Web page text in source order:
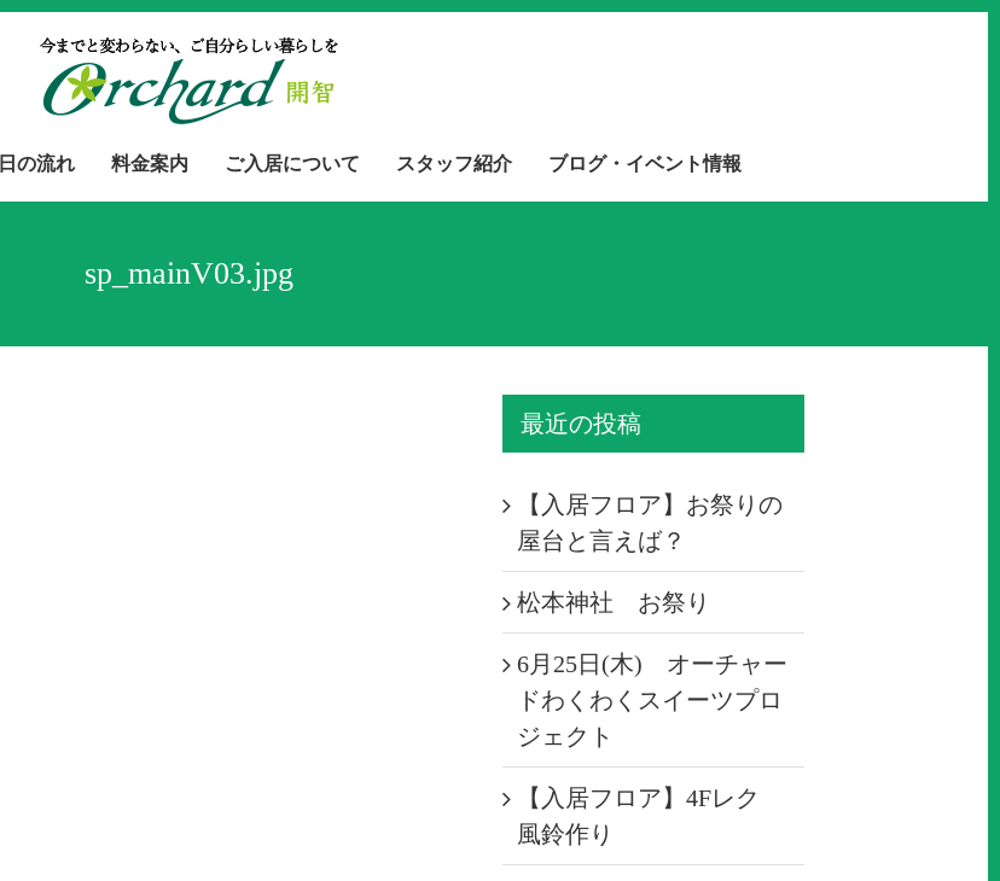
の流れ 料金案内 ご入居について スタッフ紹介 ブログ・イベント情報
sp_mainV03.jpg
最近の投稿
【入居フロア】お祭りの
屋台と言えば？
松本神社 お祭り
6月25日(木) オーチャー
ドわくわくスイーツプロ
ジェクト
【入居フロア】4Fレク
風鈴作り